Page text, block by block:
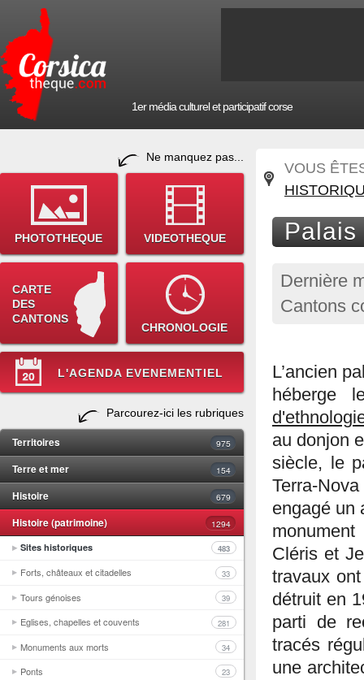
1er média culturel et participatif corse
Ne manquez pas...
PHOTOTHEQUE VIDEOTHEQUE
CARTE
DES
CANTONS
CHRONOLOGIE
L'AGENDA EVENEMENTIEL
Parcourez-ici les rubriques
Territoires 975
Terre et mer 154
Histoire 679
Histoire (patrimoine)
1294
Sites historiques
483
Forts, châteaux et citadelles 33
Tours génoises 39
Eglises, chapelles et couvents 281
Monuments aux morts 34
Ponts 23
VOUS
Palais
Dernière
Cantons
L’ancien
héberge
au donjon
siècle, le
Terra-
engagé un
Cléris et
travaux
détruit en
parti de
tracés
une